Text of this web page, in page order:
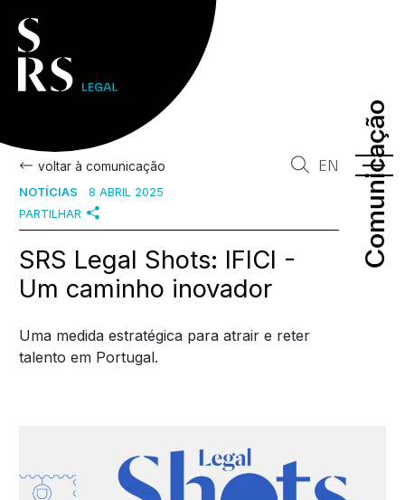
Comunicação
Comunicação
EN
voltar à comunicação
NOTÍCIAS
8 ABRIL 2025
PARTILHAR
SRS Legal Shots: IFICI -
Um caminho inovador
Uma medida estratégica para atrair e reter
talento em Portugal.